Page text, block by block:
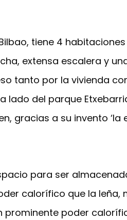
tiene 4
extensa escalera y
tanto por la vivienda
del parque
gracias a su invento ‘la
para ser
calorífico que la
prominente poder